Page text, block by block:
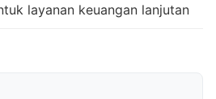
layanan keuangan lanjutan